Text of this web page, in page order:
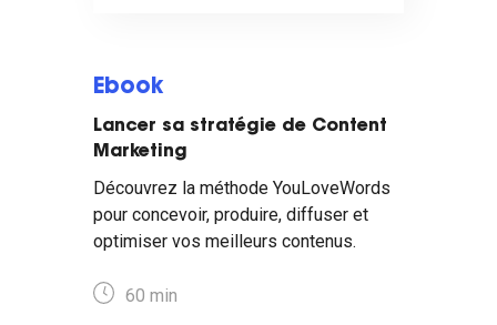
Ebook
Lancer sa stratégie de Content
Marketing
Découvrez la méthode YouLoveWords
pour concevoir, produire, diffuser et
optimiser vos meilleurs contenus.
60 min